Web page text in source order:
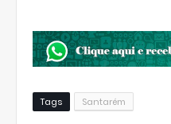
Tags Santarém